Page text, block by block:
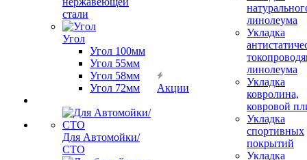
стали
Угол
Угол 100мм
Угол 55мм
Угол 58мм
Угол 72мм
Для Автомойки/
СТО
Акции
линолеума
Укладка
линолеума
Укладка
ковролина,
ковровой
Укладка
спортивных
покрытий
Укладка